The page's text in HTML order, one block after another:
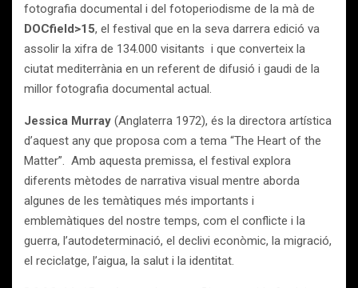
fotografia documental i del fotoperiodisme de la mà de
DOCfield>15, el festival que en la seva darrera edició va
assolir la xifra de 134.000 visitants i que converteix la
ciutat mediterrània en un referent de difusió i gaudi de la
millor fotografia documental actual.
Jessica Murray (Anglaterra 1972), és la directora artística
d’aquest any que proposa com a tema “The Heart of the
Matter”. Amb aquesta premissa, el festival explora
diferents mètodes de narrativa visual mentre aborda
algunes de les temàtiques més importants i
emblemàtiques del nostre temps, com el conflicte i la
guerra, l’autodeterminació, el declivi econòmic, la migració,
el reciclatge, l’aigua, la salut i la identitat.